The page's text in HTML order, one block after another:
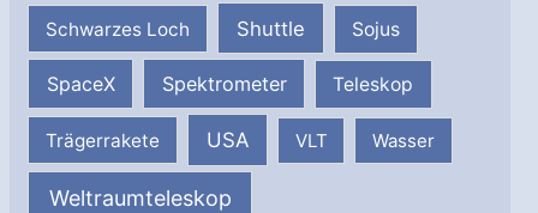
Schwarzes Loch Shuttle Sojus
SpaceX Spektrometer Teleskop
Trägerrakete USA VLT Wasser
Weltraumteleskop